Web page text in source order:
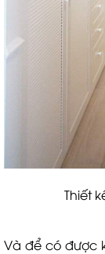
Thiết kế
Và để có được